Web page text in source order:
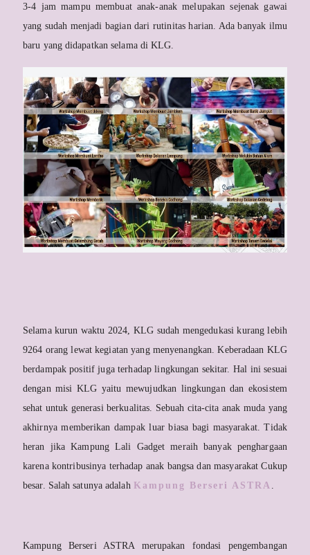
3-4 jam mampu membuat anak-anak melupakan sejenak gawai
yang sudah menjadi bagian dari rutinitas harian. Ada banyak ilmu
baru yang didapatkan selama di KLG.
Selama kurun waktu 2024, KLG sudah mengedukasi kurang lebih
9264 orang lewat kegiatan yang menyenangkan. Keberadaan KLG
berdampak positif juga terhadap lingkungan sekitar. Hal ini sesuai
dengan misi KLG yaitu mewujudkan lingkungan dan ekosistem
sehat untuk generasi berkualitas. Sebuah cita-cita anak muda yang
akhirnya memberikan dampak luar biasa bagi masyarakat. Tidak
heran jika Kampung Lali Gadget meraih banyak penghargaan
karena kontribusinya terhadap anak bangsa dan masyarakat Cukup
besar. Salah satunya adalah Kampung Berseri ASTRA .
Kampung Berseri ASTRA merupakan fondasi pengembangan